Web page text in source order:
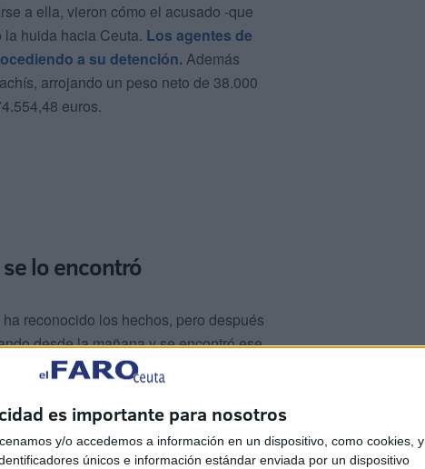
es importante para nosotros
y/o accedemos a información en un dispositivo, como cookies, y
únicos e información estándar enviada por un dispositivo
a ella, vieron cómo el acusado -que
huida hacia Ceuta. Los agentes de
a su detención.Además
arrojando un peso neto de 38.000
euros.
lo encontró
reconocido los hechos, pero después
desde la mañana y se encontró ese
se puso nervioso y lo arrojó
que el paquete contenía droga.